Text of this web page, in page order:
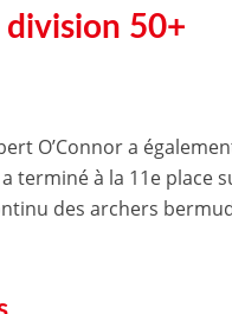
division 50+
O’Connor a
terminé à la 11e place
des archers